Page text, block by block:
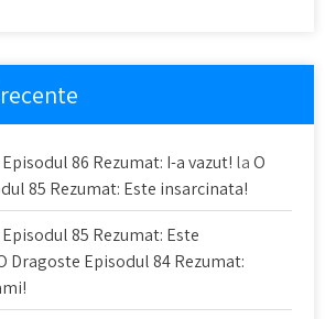
86 Rezumat: I-a vazut! laO
85 Rezumat: Este insarcinata!
85 Rezumat: Este
Dragoste Episodul 84 Rezumat: